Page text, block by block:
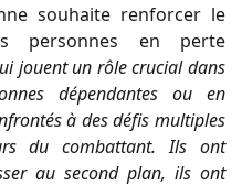
souhaite renforcer le
personnes en perte
jouent un rôle crucial dans
dépendantes ou en
à des défis multiples
du combattant. Ils ont
au second plan, ils ont